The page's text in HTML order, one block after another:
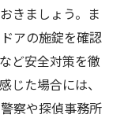
きましょう。ま
アの施錠を確認
ど安全対策を徹
じた場合には、
察や探偵事務所